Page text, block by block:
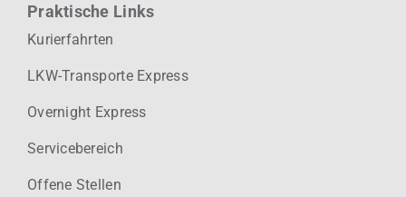
Praktische Links
Kurierfahrten
LKW-Transporte Express
Overnight Express
Servicebereich
Offene Stellen